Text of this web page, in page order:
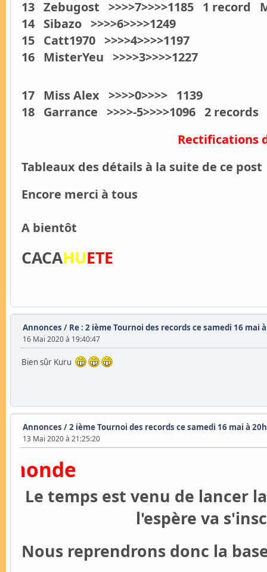
13 Zebugost >>>>7>>>>1185 1 record
14 Sibazo >>>>6>>>>1249
15 Catt1970 >>>>4>>>>1197
16 MisterYeu >>>>3>>>>1227
17 Miss Alex >>>>0>>>> 1139
18 Garrance >>>>-5>>>>1096 2 records
Rectifications
Tableaux des détails à la suite de ce post
Encore merci à tous
A bientôt
CACAHUETE
Annonces / Re : 2 ième Tournoi des records ce samedi 16 mai
16 Mai 2020 à 19:40:47
Bien sûr Kuru
Annonces /2 ième Tournoi des records ce samedi 16 mai à
13 Mai 2020 à 21:25:20
Le temps est venu de lancer
l'espère va
Nous reprendrons donc la